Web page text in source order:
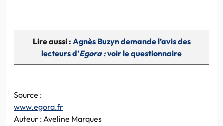
Lire aussi : Agnès Buzyn demande l’avis des
lecteurs d’Egora :voir le questionnaire
Source :
www.egora.fr
Auteur : Aveline Marques